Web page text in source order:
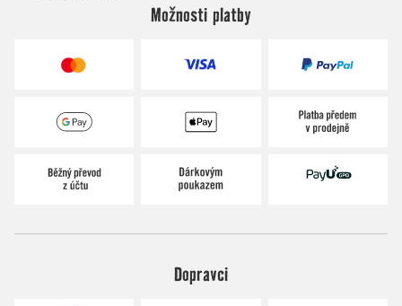
Možnosti platby
Dopravci